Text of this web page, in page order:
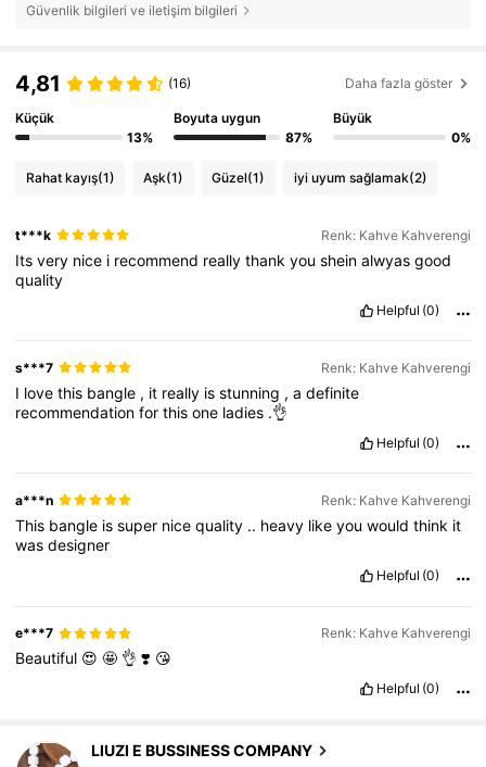
Güvenlik bilgileri ve iletişim bilgileri
4,81 (16) Daha fazla göster
Küçük
13%
Boyuta uygun
87%
Büyük
0%
Rahat kayış(1) Aşk(1) Güzel(1) iyi uyum sağlamak(2)
t***k Renk: Kahve Kahverengi
Itsvery nice i recommend reallythankyousheinalwyasgood
quality
Helpful (0)
s***7 Renk: Kahve Kahverengi
I lovethis bangle , it really isstunning ,adefinite
recommendationforthisone ladies .👌
Helpful (0)
a***n Renk: Kahve Kahverengi
This bangle issuper nicequality .. heavy likeyouwouldthink it
wasdesigner
Helpful (0)
e***7 Renk: Kahve Kahverengi
Beautiful 😍🤩 👌❣️ 😘
Helpful (0)
LIUZI E BUSSINESS COMPANY
4,85
642 Takipçiler